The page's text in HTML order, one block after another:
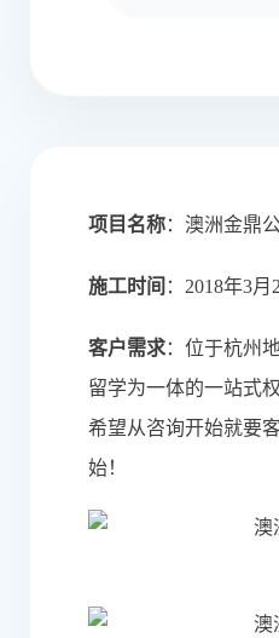
项目名称：澳洲金鼎
施工时间 ：2018年3月
客户需求： 位于杭州
留学为一体的一站式
希望从咨询开始就要
始！